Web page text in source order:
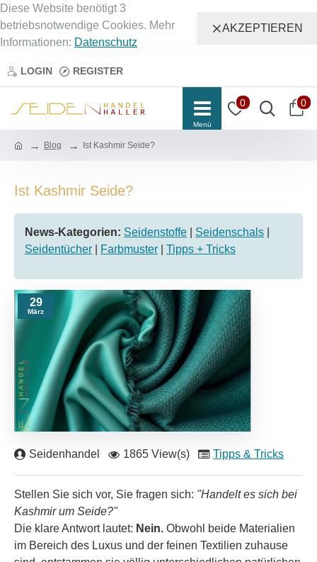
Diese Website benötigt 3
betriebsnotwendige Cookies. Mehr
Informationen: Datenschutz
AKZEPTIEREN
LOGIN REGISTER
0 0
Blog Ist Kashmir Seide?
Ist Kashmir Seide?
News-Kategorien: Seidenstoffe Seidenschals
Seidentücher
Farbmuster Tipps + Tricks
29
März
Seidenhandel 1865 View(s) Tipps & Tricks
Stellen Sie sich vor, Sie fragen sich: "Handelt es sich bei
Kashmir um Seide?"
Die klare Antwort lautet: Nein. Obwohl beide Materialien
im Bereich des Luxus und der feinen Textilien zuhause